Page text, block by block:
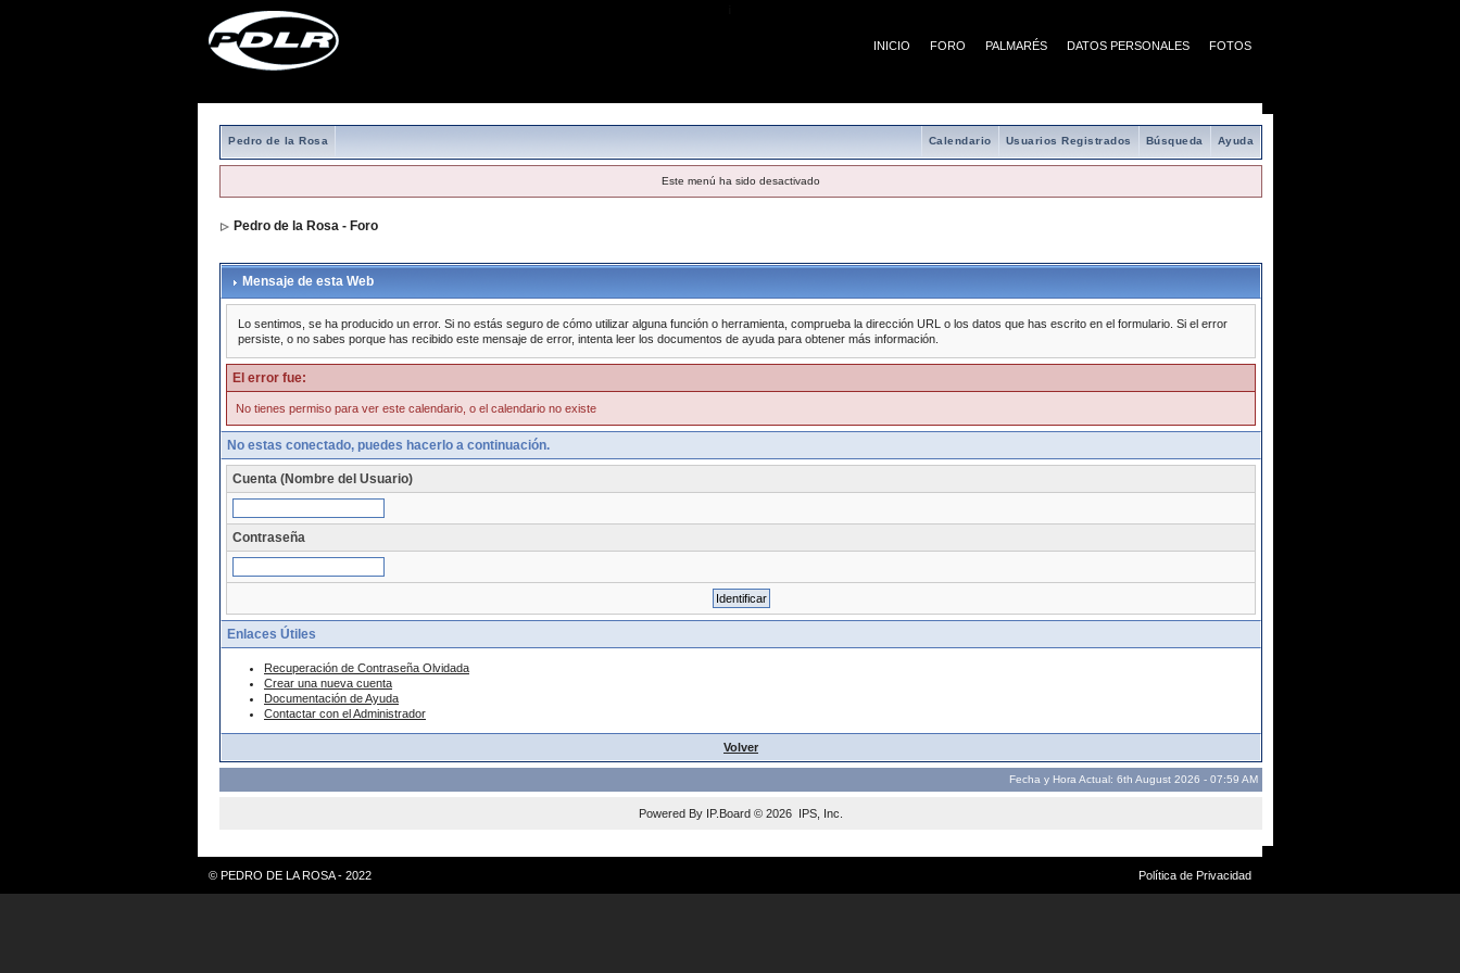
INICIO FORO PALMARÉS DATOS PERSONALES FOTOS
Pedro de la Rosa Ayuda
Búsqueda
Usuarios Registrados
Calendario
Este menú ha sido desactivado
Pedro de la Rosa - Foro
Mensaje de esta Web
Lo sentimos, se ha producido un error. Si no estás seguro de cómo utilizar alguna función o herramienta, comprueba la dirección URL o los datos que has escrito en el formulario. Si el error
persiste, o no sabes porque has recibido este mensaje de error, intenta leer los documentos de ayuda para obtener más información.
El error fue:
No tienes permiso para ver este calendario, o el calendario no existe
No estas conectado, puedes hacerlo a continuación.
Cuenta (Nombre del Usuario)
Contraseña
Enlaces Útiles
Recuperación de Contraseña Olvidada
Crear una nueva cuenta
Documentación de Ayuda
Contactar con el Administrador
Volver
Fecha y Hora Actual: 6th August 2026 - 07:59 AM
Powered By IP.Board © 2026 IPS, Inc
© PEDRO DE LA ROSA - 2022 Política de Privacidad